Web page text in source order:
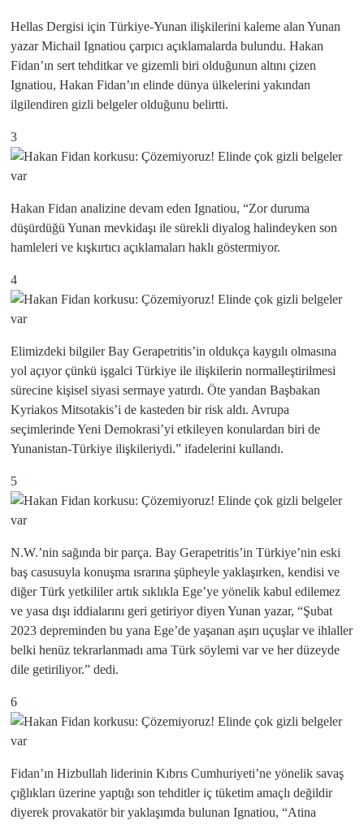
Hellas Dergisi için Türkiye-Yunan ilişkilerini kaleme alan Yunan
yazar Michail Ignatiou çarpıcı açıklamalarda bulundu. Hakan
Fidan’ın sert tehditkar ve gizemli biri olduğunun altını çizen
Ignatiou, Hakan Fidan’ın elinde dünya ülkelerini yakından
ilgilendiren gizli belgeler olduğunu belirtti.
3
Hakan Fidan analizine devam eden Ignatiou, “Zor duruma
düşürdüğü Yunan mevkidaşı ile sürekli diyalog halindeyken son
hamleleri ve kışkırtıcı açıklamaları haklı göstermiyor.
4
Elimizdeki bilgiler Bay Gerapetritis’in oldukça kaygılı olmasına
yol açıyor çünkü işgalci Türkiye ile ilişkilerin normalleştirilmesi
sürecine kişisel siyasi sermaye yatırdı. Öte yandan Başbakan
Kyriakos Mitsotakis’i de kasteden bir risk aldı. Avrupa
seçimlerinde Yeni Demokrasi’yi etkileyen konulardan biri de
Yunanistan-Türkiye ilişkileriydi.” ifadelerini kullandı.
5
N.W.’nin sağında bir parça. Bay Gerapetritis’in Türkiye’nin eski
baş casusuyla konuşma ısrarına şüpheyle yaklaşırken, kendisi ve
diğer Türk yetkililer artık sıklıkla Ege’ye yönelik kabul edilemez
ve yasa dışı iddialarını geri getiriyor diyen Yunan yazar, “Şubat
2023 depreminden bu yana Ege’de yaşanan aşırı uçuşlar ve ihlaller
belki henüz tekrarlanmadı ama Türk söylemi var ve her düzeyde
dile getiriliyor.” dedi.
6
Fidan’ın Hizbullah liderinin Kıbrıs Cumhuriyeti’ne yönelik savaş
çığlıkları üzerine yaptığı son tehditler iç tüketim amaçlı değildir
diyerek provakatör bir yaklaşımda bulunan Ignatiou, “Atina